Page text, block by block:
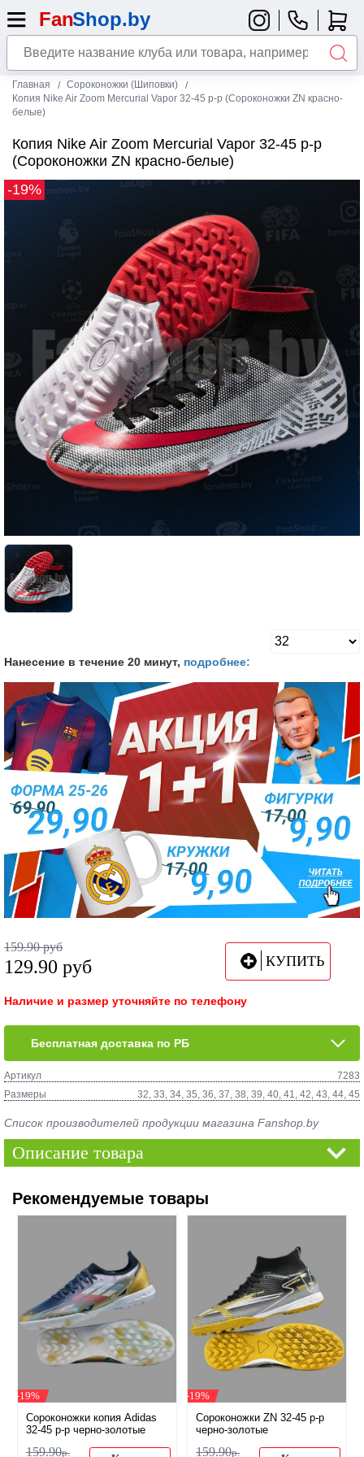
Главная
Сороконожки (Шиповки)
Копия Nike Air Zoom Mercurial Vapor 32-45 р-р (Сороконожки ZN красно-
белые)
Копия Nike Air Zoom Mercurial Vapor 32-45 р-р
(Сороконожки ZN красно-белые)
-19%
Нанесение в течение 20 минут, подробнее:
159.90 руб
129.90 руб КУПИТЬ
Наличие и размер уточняйте по телефону
Бесплатная доставка по РБ
Артикул
7283
Размеры
32, 33, 34, 35, 36, 37, 38, 39, 40, 41, 42, 43, 44, 45
Список производителей продукции магазина Fanshop.by
Описание товара
Рекомендуемые товары
-19%
Сороконожки копия Adidas
32-45 р-р черно-золотые
159.90р.
-19%
Сороконожки ZN 32-45 р-р
черно-золотые
159.90р.